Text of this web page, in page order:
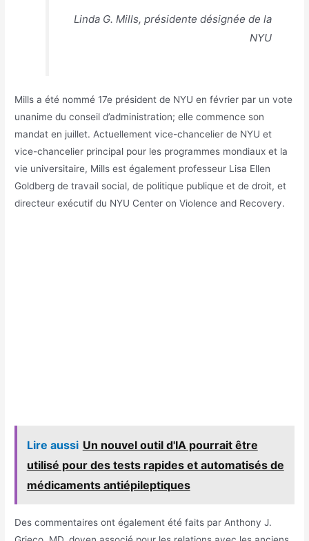
Linda G. Mills, présidente désignée de la
NYU
Mills a été nommé 17e président de NYU en février par un vote
unanime du conseil d’administration; elle commence son
mandat en juillet. Actuellement vice-chancelier de NYU et
vice-chancelier principal pour les programmes mondiaux et la
vie universitaire, Mills est également professeur Lisa Ellen
Goldberg de travail social, de politique publique et de droit, et
directeur exécutif du NYU Center on Violence and Recovery.
Lire aussi Un nouvel outil d'IA pourrait être
utilisé pour des tests rapides et automatisés de
médicaments antiépileptiques
Des commentaires ont également été faits par Anthony J.